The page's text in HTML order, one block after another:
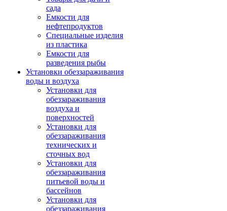
сада
Емкости для
нефтепродуктов
Специальные изделия
из пластика
Емкости для
разведения рыбы
Установки обеззараживания
воды и воздуха
Установки для
обеззараживания
воздуха и
поверхностей
Установки для
обеззараживания
технических и
сточных вод
Установки для
обеззараживания
питьевой воды и
бассейнов
Установки для
обеззараживания